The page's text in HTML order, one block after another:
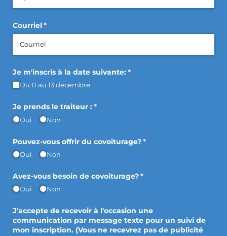
Courriel*
(requis)
Je m'inscris à la date suivante:*
(requis)
Du 11 au 13 décembre
Je prends le traiteur :*
(requis)
Oui Non
Pouvez-vous offrir du covoiturage?*
(requis)
Oui Non
Avez-vous besoin de covoiturage?*
(requis)
Oui Non
J'accepte de recevoir à l'occasion une
communication par message texte pour un suivi de
mon inscription. (Vous ne recevrez pas de publicité